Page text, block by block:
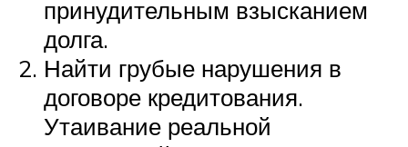
принудительным взысканием
долга.
Найти грубые нарушения в
договоре кредитования.
Утаивание реальной